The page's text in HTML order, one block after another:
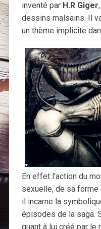
inventé parH.R Giger
dessins malsains. Il
un thème implicite
En effet l’action du
sexuelle, de sa forme
il incarne la
épisodes de la saga.
quant à lui créé par le